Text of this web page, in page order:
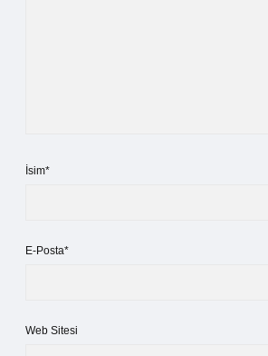
İsim*
E-Posta*
Web Sitesi